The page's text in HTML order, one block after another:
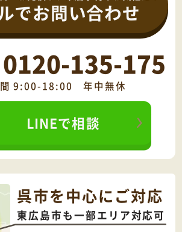
でお問い合わせ
0120-135-175
間 9:00-18:00 年中無休
LINEで相談
呉市を中心にご対応
東広島市も一部エリア対応可